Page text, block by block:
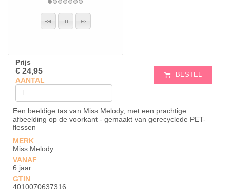
Prijs
€ 24,95
AANTAL
BESTEL
Een beeldige tas van Miss Melody, met een prachtige
afbeelding op de voorkant - gemaakt van gerecyclede PET-
flessen
MERK
Miss Melody
VANAF
6 jaar
GTIN
4010070637316